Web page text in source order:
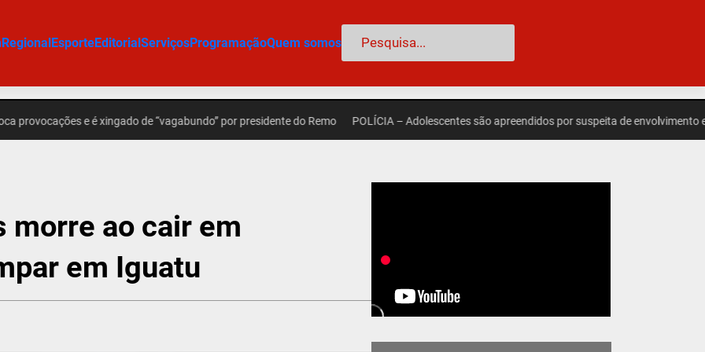
RegionalEsporteEditorialServiçosProgramaçãoQuem somos Pesquisar
e é xingado de “vagabundo” por presidente do Remo POLÍCIA – Adolescentes são apreendidos por suspeita de envolvimento em
morre ao cair em
em Iguatu